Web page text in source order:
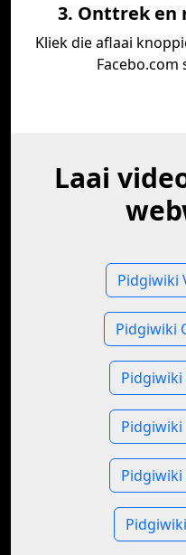
3. Onttrek en
Kliek die aflaai
Facebo.com
Laai
Pidgiwiki
Pidgiwiki
Pidgiwiki
Pidgiwiki
Pidgiwiki